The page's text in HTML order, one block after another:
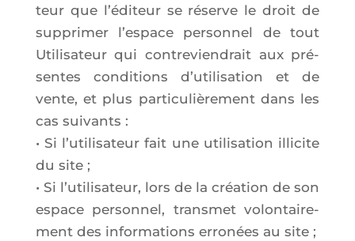
teur que l’é­di­teur se réserve le droit de
sup­pri­mer l’es­pace per­son­nel de tout
Uti­li­sa­teur qui contre­vien­drait aux pré­
sentes condi­tions d’u­ti­li­sa­tion et de
vente, et plus par­ti­cu­liè­re­ment dans les
cas sui­vants :
• Si l’u­ti­li­sa­teur fait une uti­li­sa­tion illi­cite
du site ;
• Si l’u­ti­li­sa­teur, lors de la créa­tion de son
espace per­son­nel, trans­met volon­tai­re­
ment des infor­ma­tions erro­nées au site ;